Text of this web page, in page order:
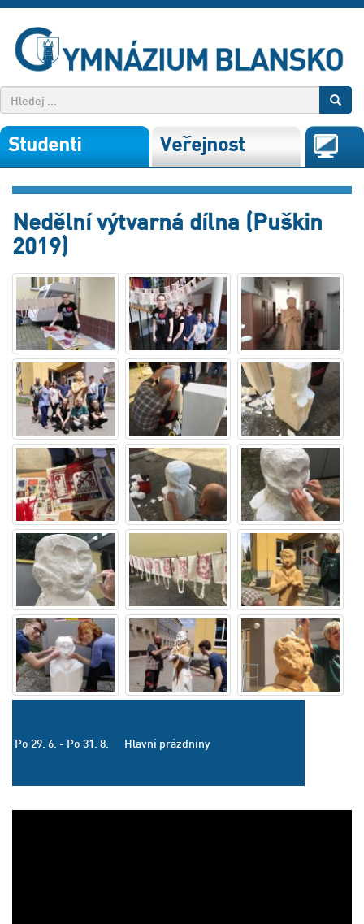
Studenti Veřejnost
Nedělní výtvarná dílna (Puškin
2019)
Po 29. 6. - Po 31. 8. Hlavní prázdniny